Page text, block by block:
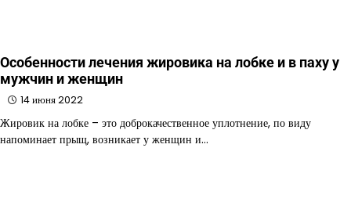
Особенности лечения жировика на лобке и в паху у
мужчин и женщин
14 июня 2022
Жировик на лобке – это доброкачественное уплотнение, по виду
напоминает прыщ, возникает у женщин и…